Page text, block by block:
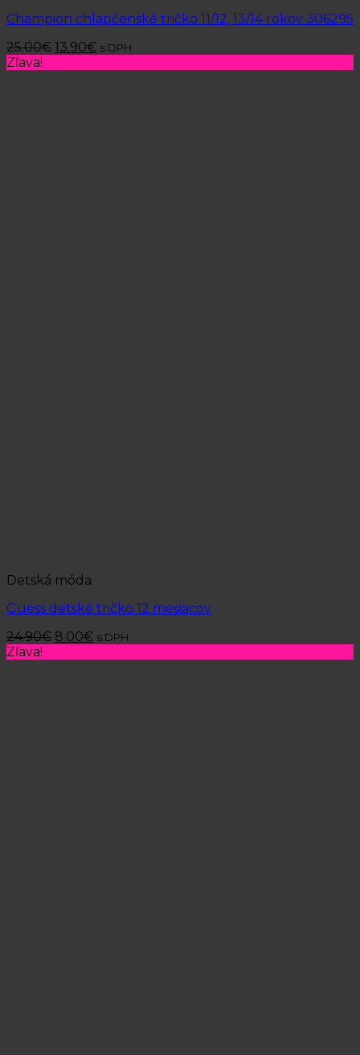
Champion chlapčenské tričko 11/12, 13/14 rokov 306295
25.00€ 13.90€ s DPH
Zľava!
Detská móda
Guess detské tričko 12 mesiacov
24.90€ 8.00€ s DPH
Zľava!